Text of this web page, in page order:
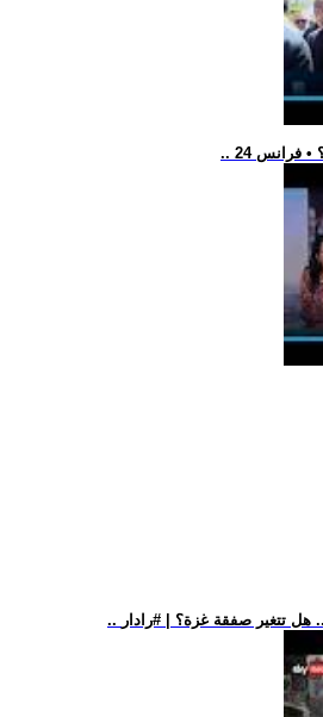
تتغير صفقة غزة؟ | #رادار